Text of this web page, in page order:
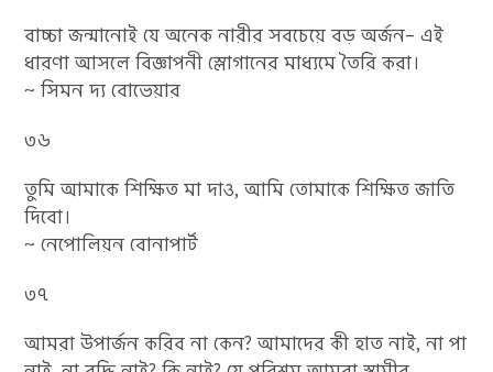
বাচ্চা জন্মানোই যে অনেক নারীর সবচেয়ে বড় অর্জন– এই
ধারণা আসলে বিজ্ঞাপনী স্লোগানের মাধ্যমে তৈরি করা।
~ সিমন দ্য বোভেয়ার
৩৬
তুমি আমাকে শিক্ষিত মা দাও, আমি তোমাকে শিক্ষিত জাতি
দিবো।
~ নেপোলিয়ন বোনাপার্ট
৩৭
আমরা উপার্জন করিব না কেন? আমাদের কী হাত নাই, না পা